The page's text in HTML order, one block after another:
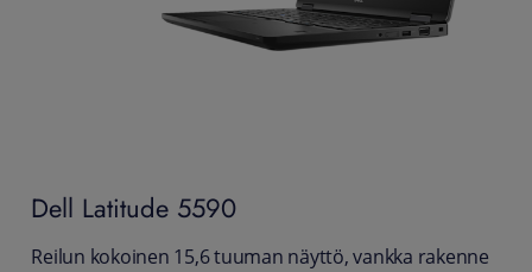
Dell Latitude 5590
Reilun kokoinen 15,6 tuuman näyttö, vankka rakenne